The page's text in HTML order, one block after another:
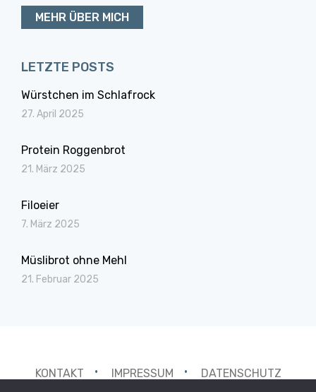
MEHR ÜBER MICH
LETZTE POSTS
Würstchen im Schlafrock
27. April 2025
Protein Roggenbrot
21. März 2025
Filoeier
7. März 2025
Müslibrot ohne Mehl
21. Februar 2025
KONTAKT IMPRESSUM DATENSCHUTZ